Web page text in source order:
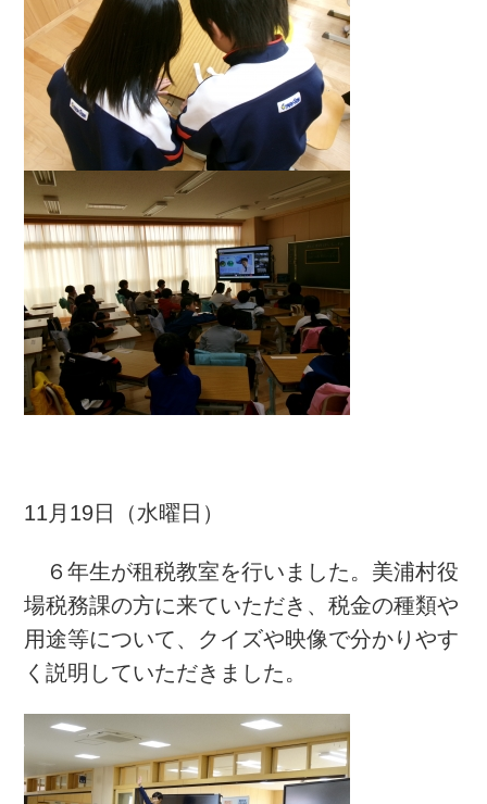
11月19日（水曜日）
６年生が租税教室を行いました。美浦村役
場税務課の方に来ていただき、税金の種類や
用途等について、クイズや映像で分かりやす
く説明していただきました。